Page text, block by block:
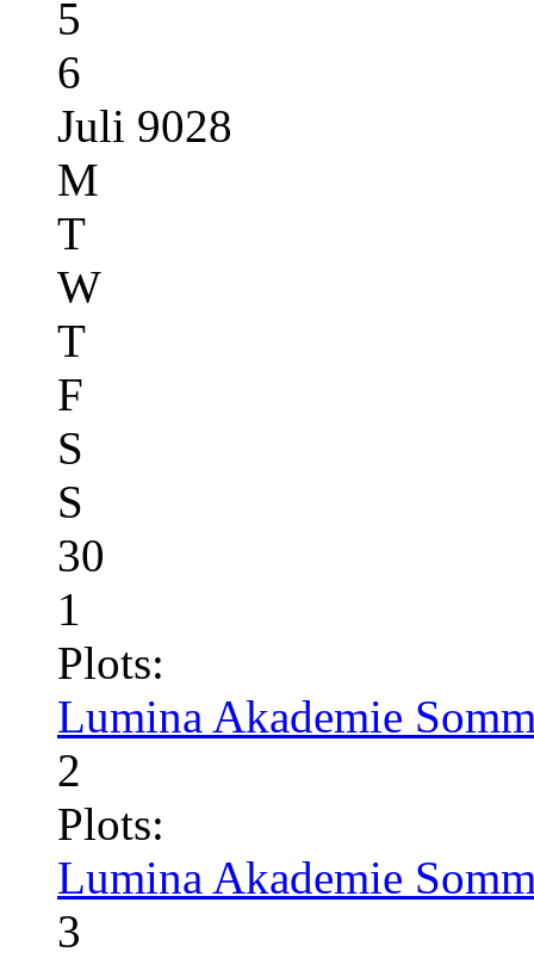
5
6
Juli 9028
M
T
W
T
F
S
S
30
1
Plots:
Lumina Akademie
2
Plots:
Lumina Akademie
3